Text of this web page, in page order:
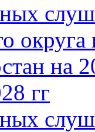
на
гг